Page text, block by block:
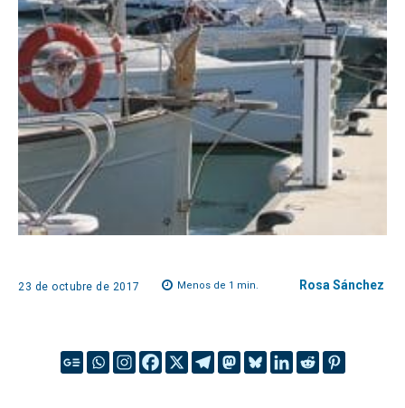
23 de octubre de 2017 Menos de 1 min. Rosa Sánchez